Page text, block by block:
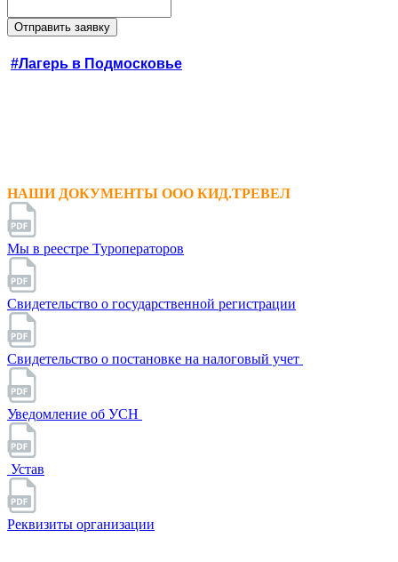
#Лагерь в Подмосковье
НАШИ ДОКУМЕНТЫ ООО КИД.ТРЕВЕЛ
Мы в реестре Туроператоров
Свидетельство о государственной регистрации
Свидетельство о постановке на налоговый учет
Уведомление об УСН
Устав
Реквизиты организации